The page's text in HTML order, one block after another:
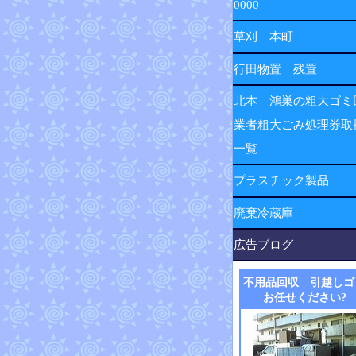
0000
草刈 本町
行田物置 残置
北本 鴻巣の粗大ゴミ
業者粗大ごみ処理券取
一覧
プラスチック製品
廃棄冷蔵庫
広告ブログ
不用品回収 引越しゴ
お任せください?